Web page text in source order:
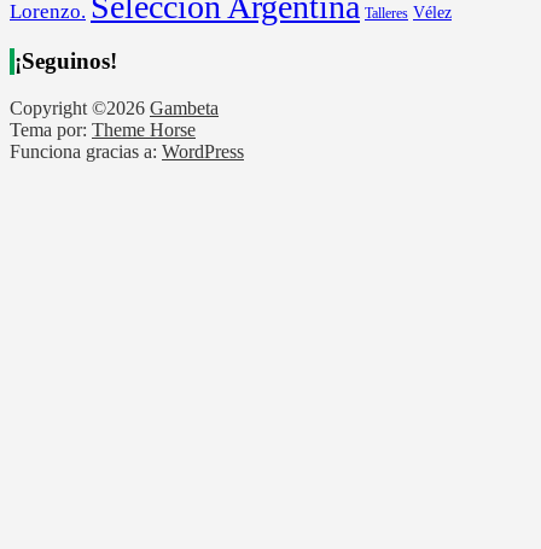
Lorenzo. Talleres Vélez
¡Seguinos!
Copyright ©2026 Gambeta
Tema por: Theme Horse
Funciona gracias a: WordPress